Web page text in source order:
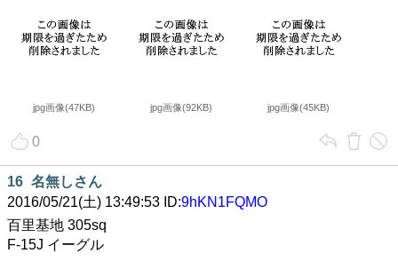
jpg画像(47KB) jpg画像(92KB) jpg画像(45KB)
0
16 名無しさん
2016/05/21(土) 13:49:53 ID:9hKN1FQMO
百里基地 305sq
F-15J イーグル